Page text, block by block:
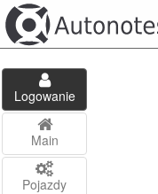
Logowanie
Main
Pojazdy